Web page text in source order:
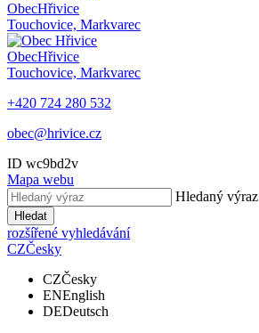
ObecHřivice
Touchovice, Markvarec
ObecHřivice
Touchovice, Markvarec
+420 724 280 532
obec@hrivice.cz
ID wc9bd2v
Mapa webu
Hledaný výraz
Hledat
rozšířené vyhledávání
CZČesky
CZČesky
ENEnglish
DEDeutsch